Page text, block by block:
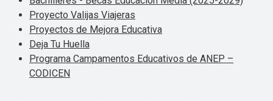
Proyecto Valijas Viajeras
Proyectos de Mejora Educativa
Deja Tu Huella
Programa Campamentos Educativos de ANEP –
CODICEN